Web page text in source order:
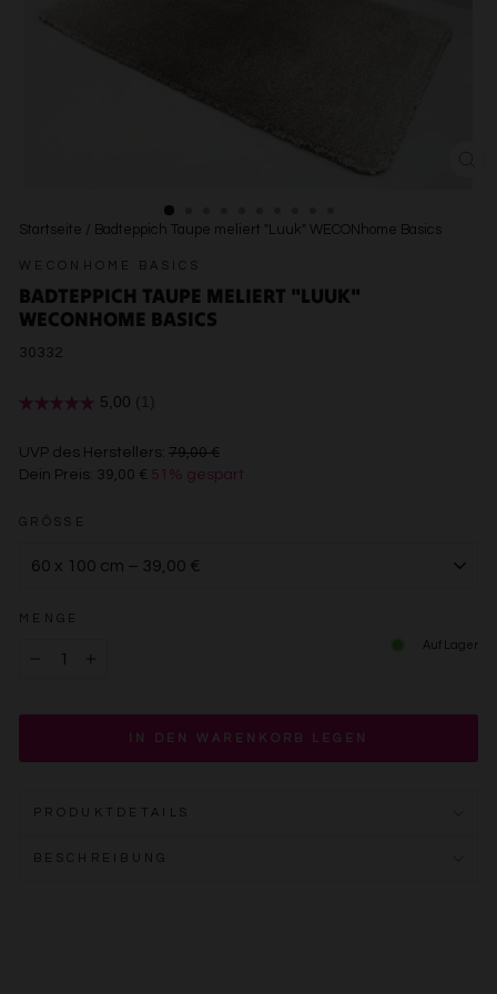
Startseite / Badteppich Taupe meliert "Luuk" WECONhome Basics
WECONHOME BASICS
BADTEPPICH TAUPE MELIERT "LUUK"
WECONHOME BASICS
30332
UVP des Herstellers: 79,00 €€79,00
Dein Preis: 39,00 € 51% gespart
GRÖSSE
MENGE
Auf Lager
IN DEN WARENKORB LEGEN
PRODUKTDETAILS
BESCHREIBUNG